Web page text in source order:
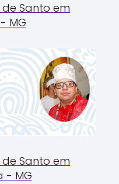
Santo em
MG
Santo em
- MG